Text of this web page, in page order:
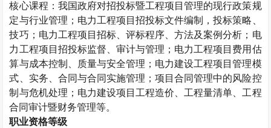
核心课程：我国政府对招投标暨工程项目管理的现行政策规
定与行业管理；电力工程项目招投标文件编制，投标策略、
技巧；电力工程项目招标、评标程序、方法及案例分析；电
力工程项目招投标监督、审计与管理；电力工程项目费用估
算与成本控制、质量与安全管理；电力建设工程项目管理模
式、实务、合同与合同实施管理；项目合同管理中的风险控
制与危机处理；电力建设项目工程造价、工程量清单、工程
合同审计暨财务管理等。
职业资格等级